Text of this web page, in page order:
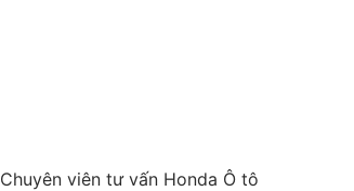
Chuyên viên tư vấn Honda Ô tô